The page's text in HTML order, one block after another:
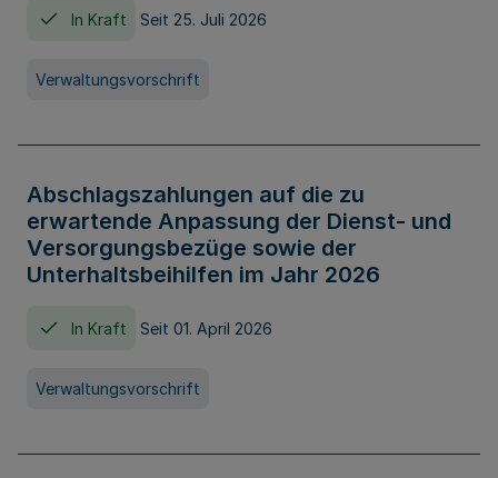
In Kraft Seit 25. Juli 2026
Verwaltungsvorschrift
Abschlagszahlungen auf die zu
erwartende Anpassung der Dienst- und
Versorgungsbezüge sowie der
Unterhaltsbeihilfen im Jahr 2026
In Kraft Seit 01. April 2026
Verwaltungsvorschrift